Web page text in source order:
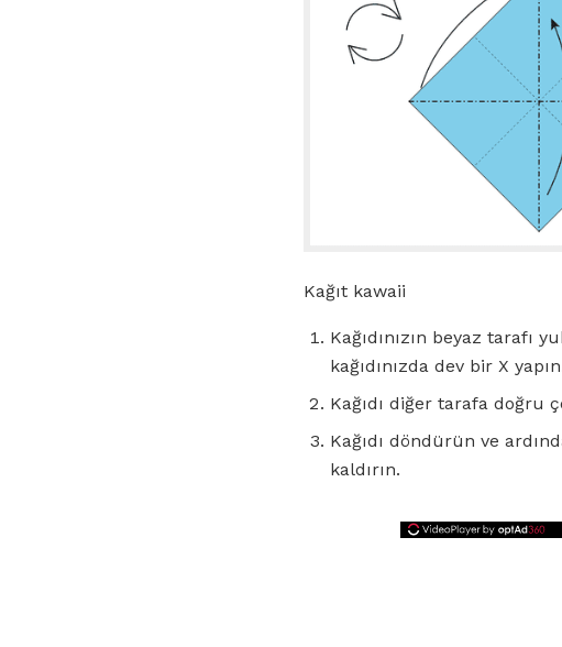
Kağıt kawaii
Kağıdınızın beyaz tarafı
kağıdınızda dev bir X
Kağıdı diğer tarafa doğru
Kağıdı döndürün ve
kaldırın.